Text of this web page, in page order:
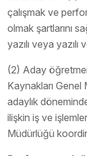
çalışmak ve
olmak şartlarını
yazılı veya
(2) Aday
Kaynakları
adaylık
ilişkin iş ve
Müdürlüğü